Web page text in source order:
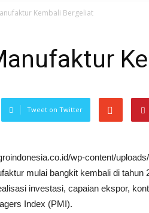
Kembali Bergeliat
Tweet on Twitter
wp-content/
mulai bangkit kembali di tahun
investasi, capaian ekspor,
Index (PMI).